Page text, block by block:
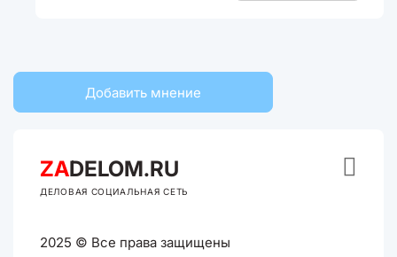
Добавить мнение
ZADELOM.RU
ДЕЛОВАЯ СОЦИАЛЬНАЯ СЕТЬ
2025 © Все права защищены
